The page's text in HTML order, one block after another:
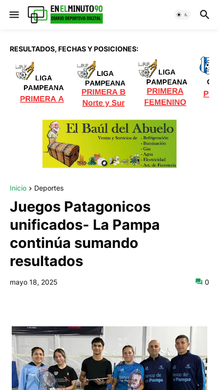
RESULTADOS, FECHAS Y POSICIONES:
Inicio Deportes
Juegos Patagonicos
unificados- La Pampa
continúa sumando
resultados
mayo 18, 2025 0